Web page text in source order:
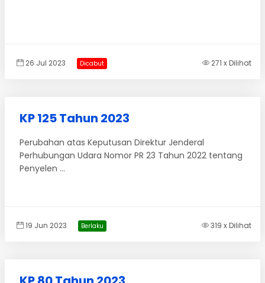
26 Jul 2023 Dicabut 271 x Dilihat
KP 125 Tahun 2023
Perubahan atas Keputusan Direktur Jenderal
Perhubungan Udara Nomor PR 23 Tahun 2022 tentang
Penyelen ...
19 Jun 2023 Berlaku 319 x Dilihat